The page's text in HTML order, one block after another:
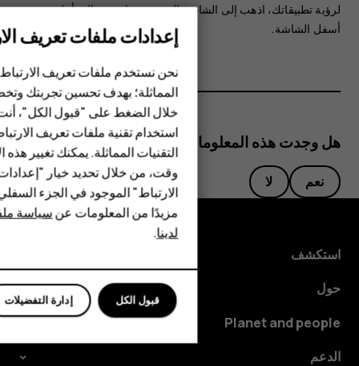
الهواتف المميزة
HMD Terra M
HMD DUB
للأعمال
لرؤية تطبيقاتك، اذهب إلى الشاشة الرئيسية، واسحب إلى أعلى من
أسفل الشاشة.
هل وجدت هذه المعلومات مفيدة؟
نعم لا
استكشف
حول
Planet and people
الدعم
إعدادات ملفات تعريف
نحن نستخدم ملفات تعريف
المماثلة؛ بهدف تحسين تجربتك
خلال الضغط على "قبول الكل"،
استخدام تقنية ملفات تعريف
التقنيات المماثلة. يمكنك تغيير
وقت، من خلال تحديد خيار
الارتباط" الموجود في الجزء
مزيدًا من المعلومات عنسياسة
لدينا.
إدارة التفضيلات قبول الكل